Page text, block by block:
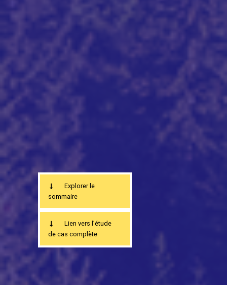
Explorer le
sommaire
Lien vers l’étude
de cas complète